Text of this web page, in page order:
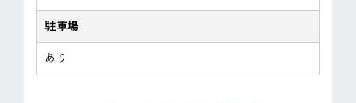
駐車場
あり